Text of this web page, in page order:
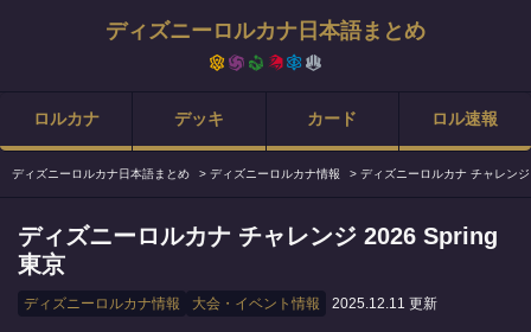
ディズニーロルカナ日本語まとめ
ロルカナ デッキ カード ロル速報
ディズニーロルカナ日本語まとめ > ディズニーロルカナ情報 > ディズニーロルカナ チャレン
ディズニーロルカナ チャレンジ 2026 Spring
東京
ディズニーロルカナ情報 大会・イベント情報 2025.12.11 更新